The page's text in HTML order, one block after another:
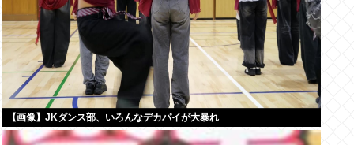
【画像】JKダンス部、いろんなデカパイが大暴れ